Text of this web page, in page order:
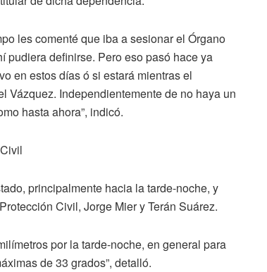
les comenté que iba a sesionar el Órgano
pudiera definirse. Pero eso pasó hace ya
en estos días ó si estará mientras el
Vázquez. Independientemente de no haya un
hasta ahora”, indicó.
principalmente hacia la tarde-noche, y
Civil, Jorge Mier y Terán Suárez.
por la tarde-noche, en general para
de 33 grados”, detalló.